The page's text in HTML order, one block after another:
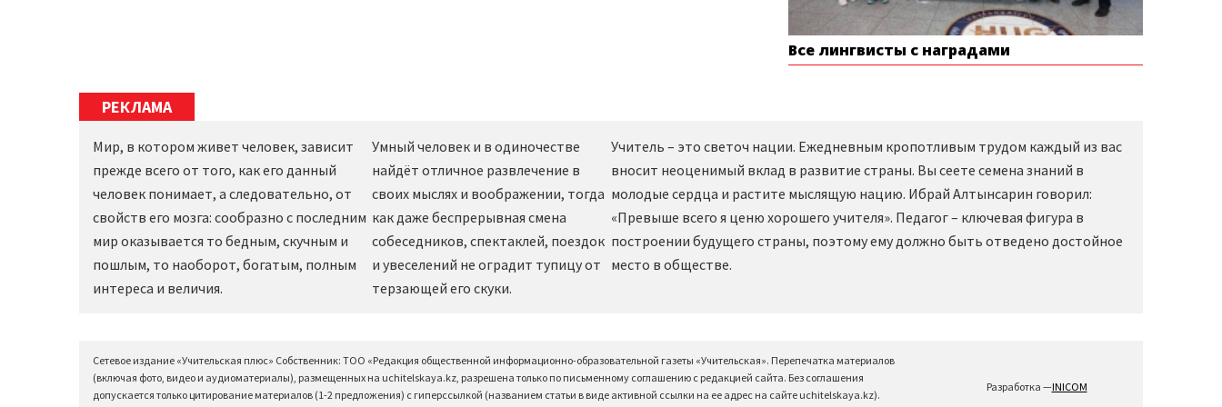
Все лингвисты с наградами
РЕКЛАМА
Мир, в котором живет человек, зависит
прежде всего от того, как его данный
человек понимает, а следовательно, от
свойств его мозга: сообразно с последним
мир оказывается то бедным, скучным и
пошлым, то наоборот, богатым, полным
интереса и величия.
Умный человек и в одиночестве
найдёт отличное развлечение в
своих мыслях и воображении, тогда
как даже беспрерывная смена
собеседников, спектаклей, поездок
и увеселений не оградит тупицу от
терзающей его скуки.
Учитель – это светоч нации. Ежедневным кропотливым трудом каждый из вас
вносит неоценимый вклад в развитие страны. Вы сеете семена знаний в
молодые сердца и растите мыслящую нацию. Ибрай Алтынсарин говорил:
«Превыше всего я ценю хорошего учителя». Педагог – ключевая фигура в
построении будущего страны, поэтому ему должно быть отведено достойное
место в обществе.
Сетевое издание «Учительская плюс» Собственник: ТОО «Редакция общественной информационно-образовательной газеты «Учительская». Перепечатка материалов
(включая фото, видео и аудиоматериалы), размещенных на uchitelskaya.kz, разрешена только по письменному соглашению с редакцией сайта. Без соглашения
допускается только цитирование материалов (1-2 предложения) с гиперссылкой (названием статьи в виде активной ссылки на ее адрес на сайте uchitelskaya.kz).
Разработка —INICOM